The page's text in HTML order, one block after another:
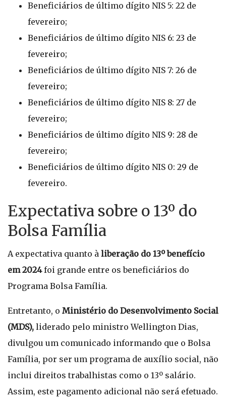
Beneficiários de último dígito NIS 5: 22 de
fevereiro;
Beneficiários de último dígito NIS 6: 23 de
fevereiro;
Beneficiários de último dígito NIS 7: 26 de
fevereiro;
Beneficiários de último dígito NIS 8: 27 de
fevereiro;
Beneficiários de último dígito NIS 9: 28 de
fevereiro;
Beneficiários de último dígito NIS 0: 29 de
fevereiro.
Expectativa sobre o 13º do
Bolsa Família
A expectativa quanto à liberação do 13º benefício
em 2024foi grande entre os beneficiários do
Programa Bolsa Família.
Entretanto, o Ministério do Desenvolvimento Social
(MDS), liderado pelo ministro Wellington Dias,
divulgou um comunicado informando que o Bolsa
Família, por ser um programa de auxílio social, não
inclui direitos trabalhistas como o 13º salário.
Assim, este pagamento adicional não será efetuado.